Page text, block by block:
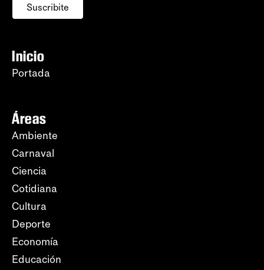
Suscribite
Inicio
Portada
Áreas
Ambiente
Carnaval
Ciencia
Cotidiana
Cultura
Deporte
Economía
Educación